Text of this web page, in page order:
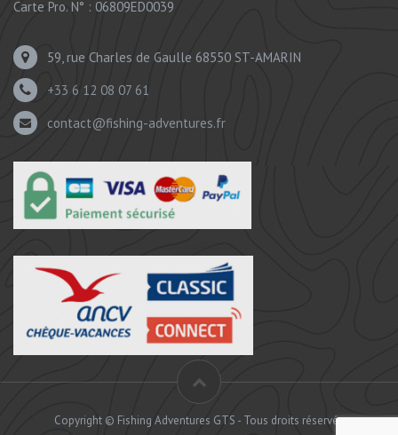
Carte Pro. N° : 06809ED0039
59, rue Charles de Gaulle 68550 ST-AMARIN
+33 6 12 08 07 61
contact@fishing-adventures.fr
Copyright © Fishing Adventures GTS - Tous droits réservés